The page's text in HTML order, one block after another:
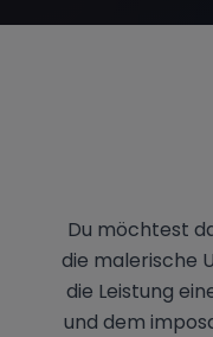
Du möchtest
die malerische
die Leistung
und dem